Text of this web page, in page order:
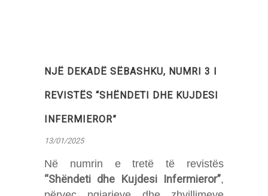
NJË DEKADË SËBASHKU, NUMRI 3 I
REVISTËS “SHËNDETI DHE KUJDESI
INFERMIEROR”
13/01/2025
Në numrin e tretë të revistës
“Shëndeti dhe Kujdesi Infermieror”,